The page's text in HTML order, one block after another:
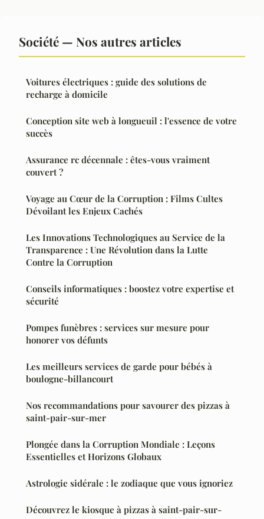
Société — Nos autres articles
Voitures électriques : guide des solutions de
recharge à domicile
Conception site web à longueuil : l'essence de votre
succès
Assurance rc décennale : êtes-vous vraiment
couvert ?
Voyage au Cœur de la Corruption : Films Cultes
Dévoilant les Enjeux Cachés
Les Innovations Technologiques au Service de la
Transparence : Une Révolution dans la Lutte
Contre la Corruption
Conseils informatiques : boostez votre expertise et
sécurité
Pompes funèbres : services sur mesure pour
honorer vos défunts
Les meilleurs services de garde pour bébés à
boulogne-billancourt
Nos recommandations pour savourer des pizzas à
saint-pair-sur-mer
Plongée dans la Corruption Mondiale : Leçons
Essentielles et Horizons Globaux
Astrologie sidérale : le zodiaque que vous ignoriez
Découvrez le kiosque à pizzas à saint-pair-sur-